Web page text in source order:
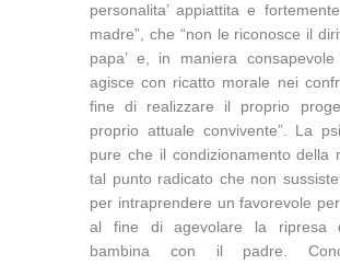
personalita’ appiattita e
madre”, che “non le riconosce il
papa’ e, in maniera consapevole
agisce con ricatto morale nei
fine di realizzare il proprio
proprio attuale convivente”. La
pure che il condizionamento della
tal punto radicato che non
per intraprendere un favorevole
al fine di agevolare la ripresa
bambina con il padre.